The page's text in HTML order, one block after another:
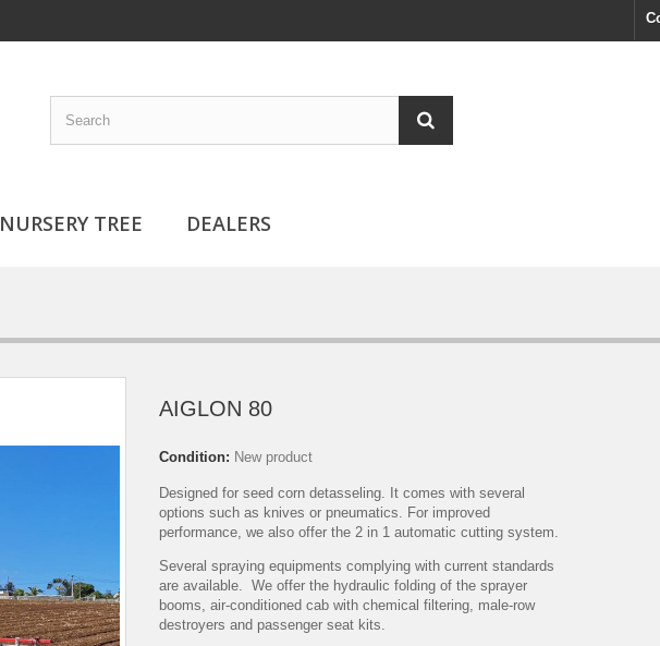
NURSERY TREE DEALERS
AIGLON 80
Condition: New product
Designed for seed corn detasseling. It comes with several
options such as knives or pneumatics. For improved
performance, we also offer the 2 in 1 automatic cutting system.
Several spraying equipments complying with current standards
are available. We offer the hydraulic folding of the sprayer
booms, air-conditioned cab with chemical filtering, male-row
destroyers and passenger seat kits.